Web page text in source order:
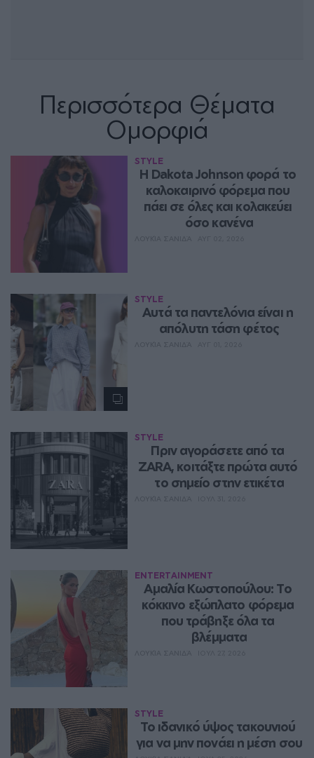
Περισσότερα Θέματα
Ομορφιά
STYLE
Η Dakota Johnson φορά το
καλοκαιρινό φόρεμα που
πάει σε όλες και κολακεύει
όσο κανένα
STYLE
Aυτά τα παντελόνια είναι η
απόλυτη τάση φέτος
STYLE
Πριν αγοράσετε από τα
ZARA, κοιτάξτε πρώτα αυτό
το σημείο στην ετικέτα
ENTERTAINMENT
Αμαλία Κωστοπούλου: Το
κόκκινο εξώπλατο φόρεμα
που τράβηξε όλα τα
βλέμματα
STYLE
Το ιδανικό ύψος τακουνιού
για να μην πονάει η μέση σου